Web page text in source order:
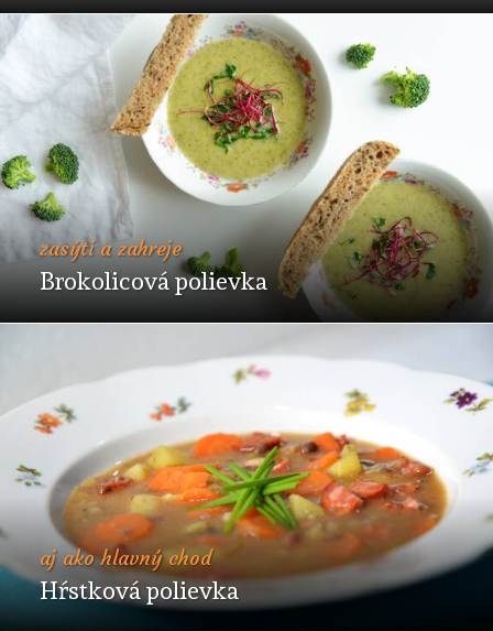
zasýti a zahreje
Brokolicová polievka
aj ako hlavný chod
Hŕstková polievka